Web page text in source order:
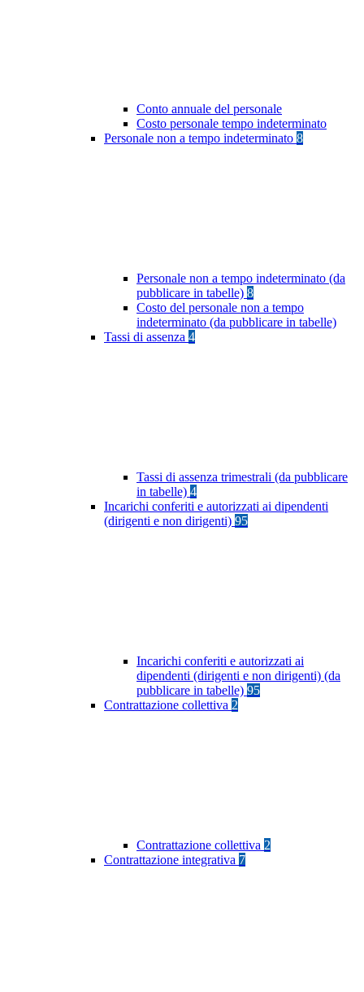
Conto annuale del personale
Costo personale tempo indeterminato
Personale non a tempo indeterminato 8
Personale non a tempo indeterminato (da
pubblicare in tabelle) 8
Costo del personale non a tempo
indeterminato (da pubblicare in tabelle)
Tassi di assenza 4
Tassi di assenza trimestrali (da pubblicare
in tabelle) 4
Incarichi conferiti e autorizzati ai dipendenti
(dirigenti e non dirigenti) 95
Incarichi conferiti e autorizzati ai
dipendenti (dirigenti e non dirigenti) (da
pubblicare in tabelle) 95
Contrattazione collettiva 2
Contrattazione collettiva 2
Contrattazione integrativa 7